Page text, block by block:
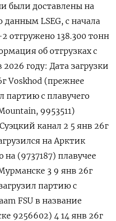
были ​доставлены на
LSEG, с начала
⁠отгружено 138.300 тонн
об отгрузках с
году: Дата загрузки
Voskhod (прежнее
партию с плавучего
9953511)
канал 2 5 янв 26г
на Арктик
(9737187) плавучее
3 9 ‍янв 26г
партию с
FSU в название
9256602) 4 14 янв 26г